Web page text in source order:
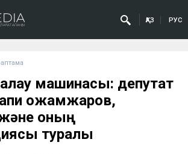
ҚАЗ РУС
машинасы: депутат
Қожамжаров,
оның
туралы